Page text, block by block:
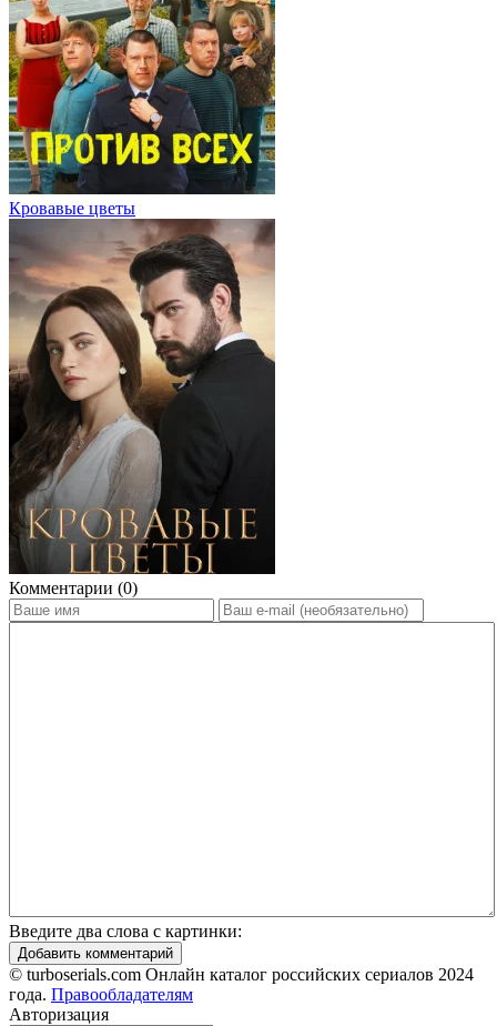
Кровавые цветы
Комментарии (0)
Введите два слова с картинки:
Добавить комментарий
© turboserials.com Онлайн каталог российских сериалов 2024
года. Правообладателям
Авторизация